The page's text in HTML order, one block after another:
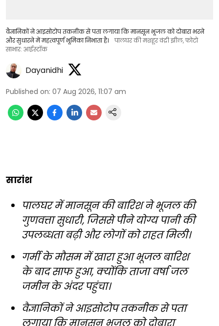
वैज्ञानिकों ने आइसोटोप तकनीक से पता लगाया कि मानसून भूजल को दोबारा भरने
और सुधारने में महत्वपूर्ण भूमिका निभाता है।
पालघर की मशहूर वंद्री झील, फोटो
साभार: आईस्टॉक
Dayanidhi
Published on: 07 Aug 2026, 11:07 am
सारांश
पालघर में मानसून की बारिश ने भूजल की
गुणवत्ता सुधारी, जिससे पीने योग्य पानी की
उपलब्धता बढ़ी और लोगों को राहत मिली।
गर्मी के मौसम में खारा हुआ भूजल बारिश
के बाद साफ हुआ, क्योंकि ताजा वर्षा जल
जमीन के अंदर पहुंचा।
वैज्ञानिकों ने आइसोटोप तकनीक से पता
लगाया कि मानसून भूजल को दोबारा